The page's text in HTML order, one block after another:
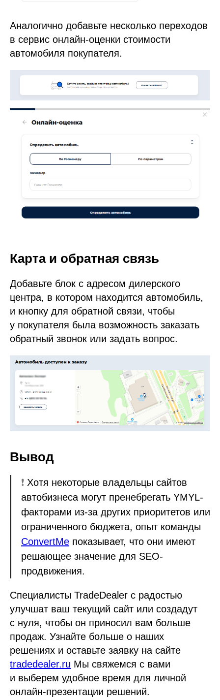
Аналогично добавьте несколько переходов
в сервис онлайн-оценки стоимости
автомобиля покупателя.
Карта и обратная связь
Добавьте блок с адресом дилерского
центра, в котором находится автомобиль,
и кнопку для обратной связи, чтобы
у покупателя была возможность заказать
обратный звонок или задать вопрос.
Вывод
❗️ Хотя некоторые владельцы сайтов
автобизнеса могут пренебрегать YMYL-
факторами из-за других приоритетов или
ограниченного бюджета, опыт команды
ConvertMe показывает, что они имеют
решающее значение для SEO-
продвижения.
Специалисты TradeDealer с радостью
улучшат ваш текущий сайт или создадут
с нуля, чтобы он приносил вам больше
продаж. Узнайте больше о наших
решениях и оставьте заявку на сайте
tradedealer.ru Мы свяжемся с вами
и выберем удобное время для личной
онлайн-презентации решений.